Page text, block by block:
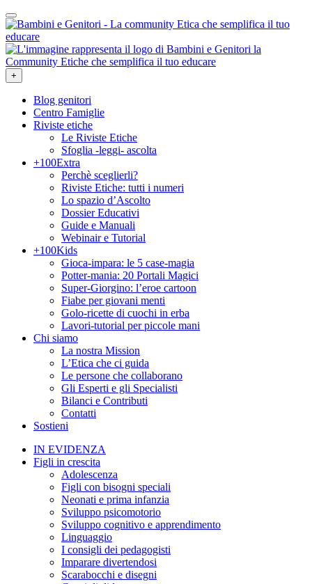
+
Blog genitori
Centro Famiglie
Riviste etiche
Le Riviste Etiche
Sfoglia -leggi- ascolta
+100Extra
Perchè sceglierli?
Riviste Etiche: tutti i numeri
Lo spazio d’Ascolto
Dossier Educativi
Guide e Manuali
Webinair e Tutorial
+100Kids
Gioca-impara: le 5 case-magia
Potter-mania: 20 Portali Magici
Super-Giorgino: l’eroe cartoon
Fiabe per giovani menti
Golo-ricette di cuochi in erba
Lavori-tutorial per piccole mani
Chi siamo
La nostra Mission
L’Etica che ci guida
Le persone che collaborano
Gli Esperti e gli Specialisti
Bilanci e Contributi
Contatti
Sostieni
IN EVIDENZA
Figli in crescita
Adolescenza
Figli con bisogni speciali
Neonati e prima infanzia
Sviluppo psicomotorio
Sviluppo cognitivo e apprendimento
Linguaggio
I consigli dei pedagogisti
Imparare divertendosi
Scarabocchi e disegni